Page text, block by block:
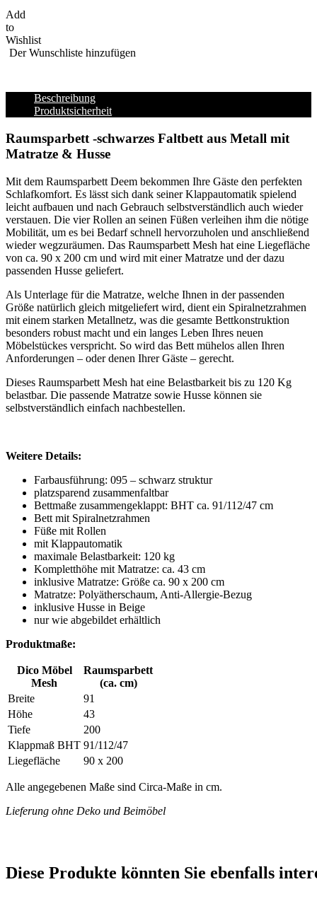
Add
to
Wishlist
Der Wunschliste hinzufügen
Beschreibung
Produktsicherheit
Raumsparbett -schwarzes Faltbett aus Metall mit
Matratze & Husse
Mit dem Raumsparbett Deem bekommen Ihre Gäste den perfekten
Schlafkomfort. Es lässt sich dank seiner Klappautomatik spielend
leicht aufbauen und nach Gebrauch selbstverständlich auch wieder
verstauen. Die vier Rollen an seinen Füßen verleihen ihm die nötige
Mobilität, um es bei Bedarf schnell hervorzuholen und anschließend
wieder wegzuräumen. Das Raumsparbett Mesh hat eine Liegefläche
von ca. 90 x 200 cm und wird mit einer Matratze und der dazu
passenden Husse geliefert.
Als Unterlage für die Matratze, welche Ihnen in der passenden
Größe natürlich gleich mitgeliefert wird, dient ein Spiralnetzrahmen
mit einem starken Metallnetz, was die gesamte Bettkonstruktion
besonders robust macht und ein langes Leben Ihres neuen
Möbelstückes verspricht. So wird das Bett mühelos allen Ihren
Anforderungen – oder denen Ihrer Gäste – gerecht.
Dieses Raumsparbett Mesh hat eine Belastbarkeit bis zu 120 Kg
belastbar. Die passende Matratze sowie Husse können sie
selbstverständlich einfach nachbestellen.
Weitere Details:
Farbausführung: 095 – schwarz struktur
platzsparend zusammenfaltbar
Bettmaße zusammengeklappt: BHT ca. 91/112/47 cm
Bett mit Spiralnetzrahmen
Füße mit Rollen
mit Klappautomatik
maximale Belastbarkeit: 120 kg
Kompletthöhe mit Matratze: ca. 43 cm
inklusive Matratze: Größe ca. 90 x 200 cm
Matratze: Polyätherschaum, Anti-Allergie-Bezug
inklusive Husse in Beige
nur wie abgebildet erhältlich
Produktmaße:
Dico Möbel
Mesh
Raumsparbett
(ca. cm)
Breite
91
Höhe
43
Tiefe
200
Klappmaß BHT 91/112/47
Liegefläche
90 x 200
Alle angegebenen Maße sind Circa-Maße in cm.
Lieferung ohne Deko und Beimöbel
Diese Produkte könnten Sie ebenfalls